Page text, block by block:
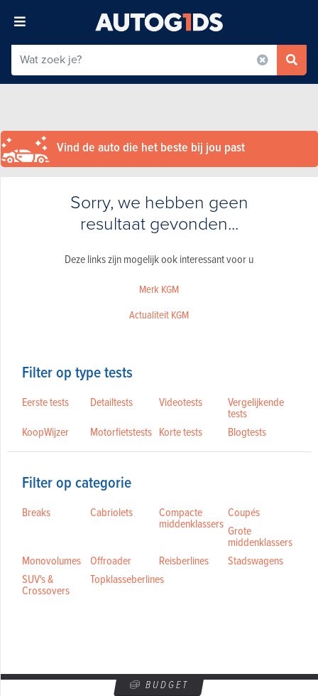
Vind de auto die het beste bij jou past
Sorry, we hebben geen
resultaat gevonden...
Deze links zijn mogelijk ook interessant voor u
Merk KGM
Actualiteit KGM
Filter op type tests
Eerste tests Detailtests Videotests Vergelijkende
tests
KoopWijzer
Motorfietstests Korte tests Blogtests
Filter op categorie
Breaks Cabriolets Compacte
middenklassers
Coupés
Grote
middenklassers
Monovolumes
Offroader Reisberlines
Stadswagens
SUV's &
Crossovers
Topklasseberlines
BUDGET